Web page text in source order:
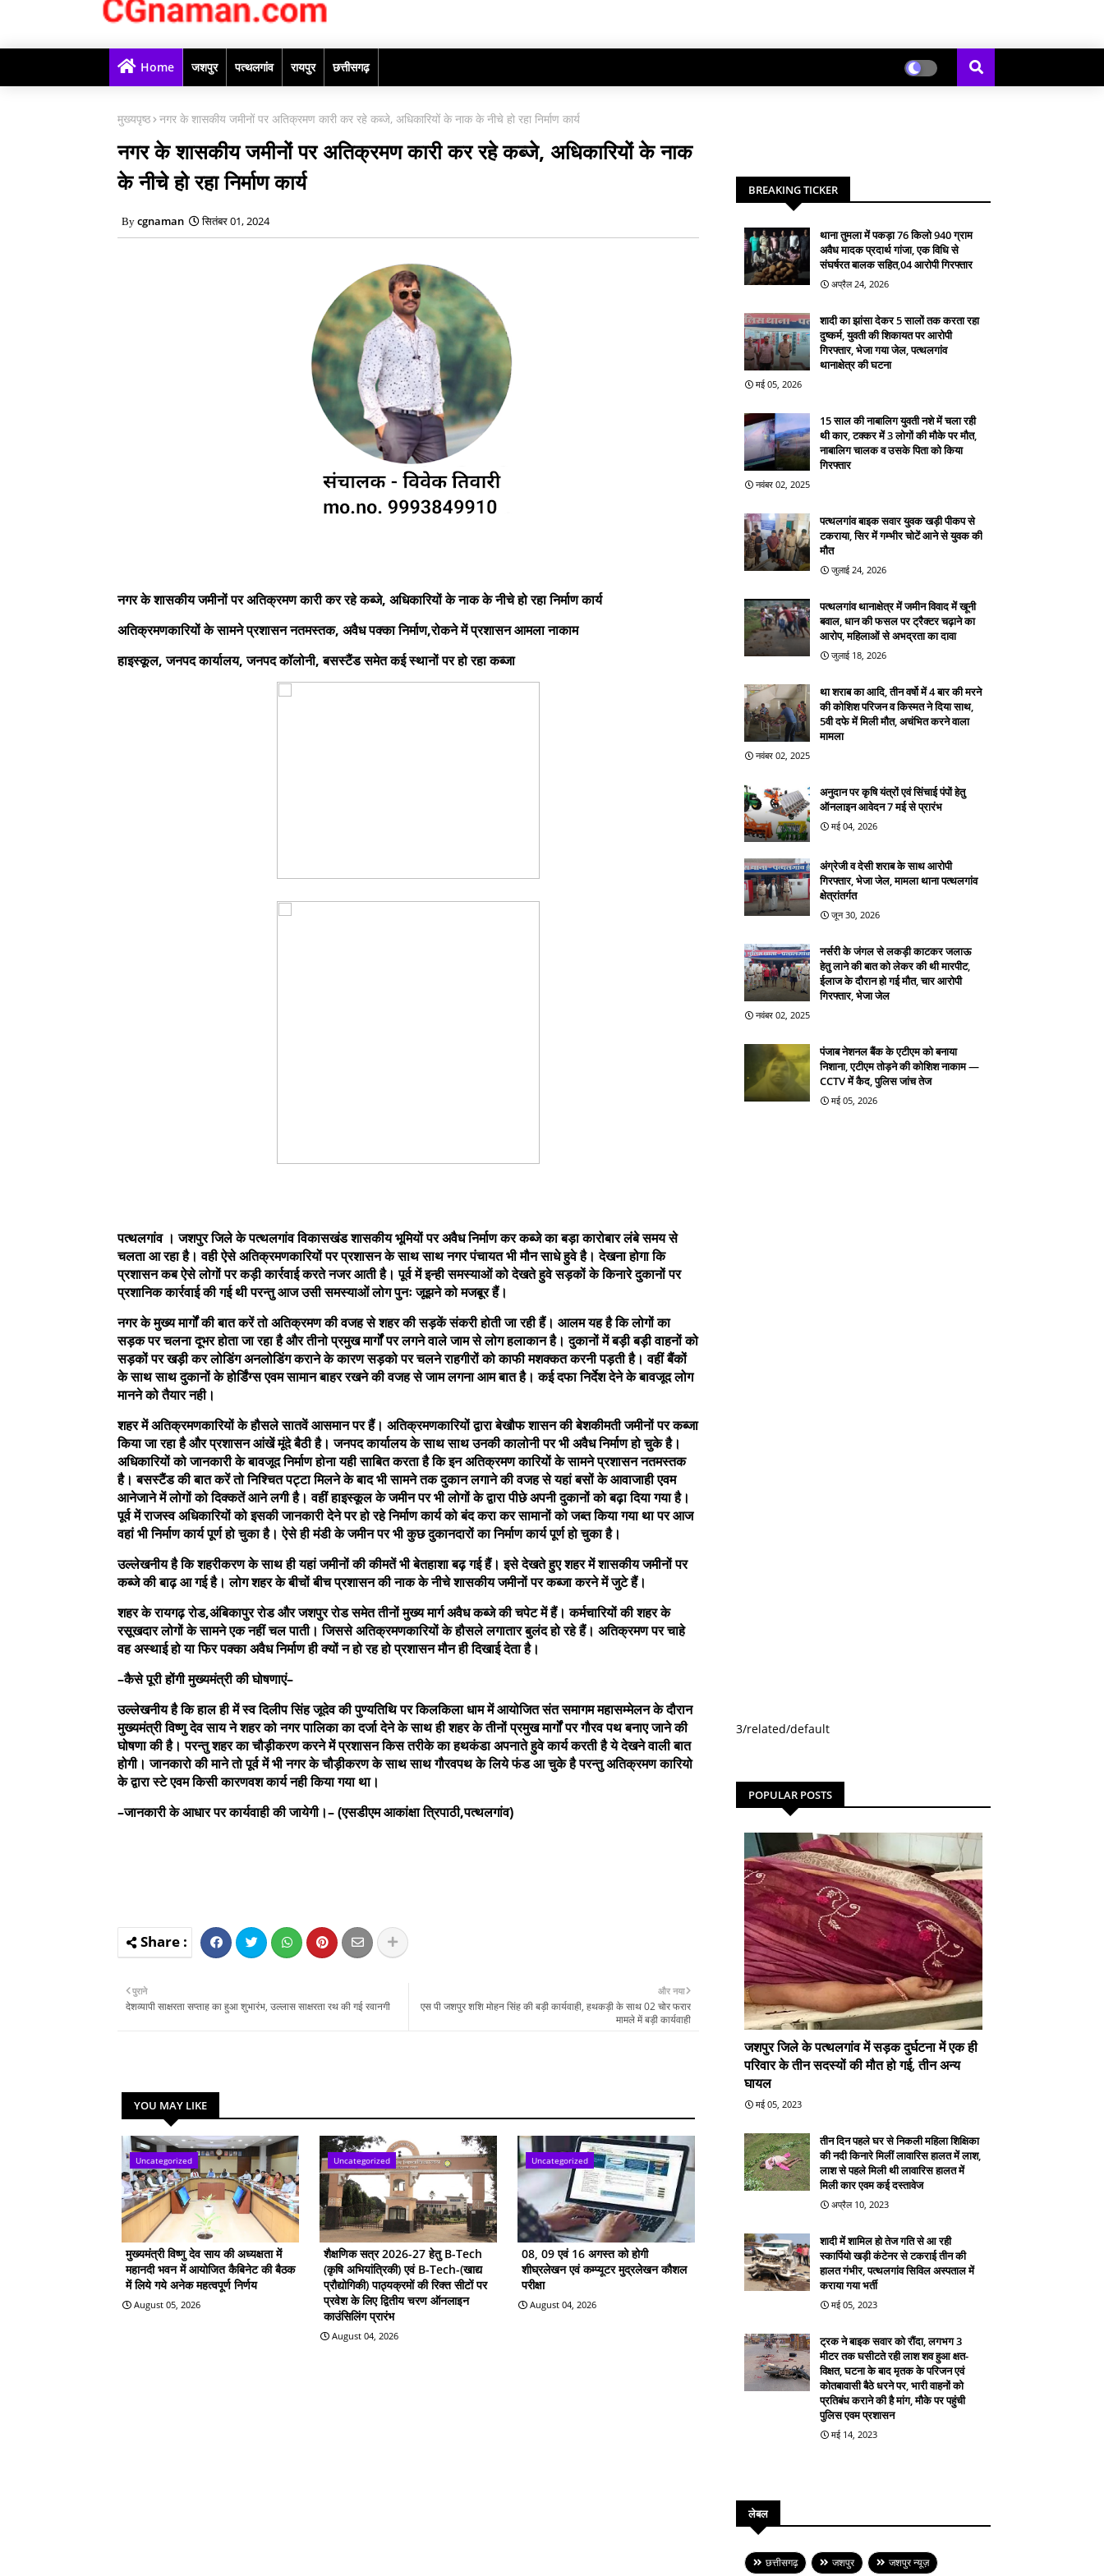
Home जशपुर पत्थलगांव रायपुर छत्तीसगढ़
मुख्यपृष्ठ नगर के शासकीय जमीनों पर अतिक्रमण कारी कर रहे कब्जे, अधिकारियों के नाक के नीचे हो रहा निर्माण कार्य
नगर के शासकीय जमीनों पर अतिक्रमण कारी कर रहे कब्जे, अधिकारियों के नाक
के नीचे हो रहा निर्माण कार्य
cgnaman सितंबर 01, 2024
नगर के शासकीय जमीनों पर अतिक्रमण कारी कर रहे कब्जे, अधिकारियों के नाक के नीचे हो रहा निर्माण कार्य
अतिक्रमणकारियों के सामने प्रशासन नतमस्तक, अवैध पक्का निर्माण,रोकने में प्रशासन आमला नाकाम
हाइस्कूल, जनपद कार्यालय, जनपद कॉलोनी, बसस्टैंड समेत कई स्थानों पर हो रहा कब्जा
पत्थलगांव । जशपुर जिले के पत्थलगांव विकासखंड शासकीय भूमियों पर अवैध निर्माण कर कब्जे का बड़ा कारोबार लंबे समय से
चलता आ रहा है। वही ऐसे अतिक्रमणकारियों पर प्रशासन के साथ साथ नगर पंचायत भी मौन साधे हुवे है। देखना होगा कि
प्रशासन कब ऐसे लोगों पर कड़ी कार्रवाई करते नजर आती है। पूर्व में इन्ही समस्याओं को देखते हुवे सड़कों के किनारे दुकानों पर
प्रशानिक कार्रवाई की गई थी परन्तु आज उसी समस्याओं लोग पुनः जूझने को मजबूर हैं।
नगर के मुख्य मार्गों की बात करें तो अतिक्रमण की वजह से शहर की सड़कें संकरी होती जा रही हैं। आलम यह है कि लोगों का
सड़क पर चलना दूभर होता जा रहा है और तीनो प्रमुख मार्गों पर लगने वाले जाम से लोग हलाकान है। दुकानों में बड़ी बड़ी वाहनों को
सड़कों पर खड़ी कर लोडिंग अनलोडिंग कराने के कारण सड़को पर चलने राहगीरों को काफी मशक्कत करनी पड़ती है। वहीं बैंकों
के साथ साथ दुकानों के होर्डिंग्स एवम सामान बाहर रखने की वजह से जाम लगना आम बात है। कई दफा निर्देश देने के बावजूद लोग
मानने को तैयार नही।
शहर में अतिक्रमणकारियों के हौसले सातवें आसमान पर हैं। अतिक्रमणकारियों द्वारा बेखौफ शासन की बेशकीमती जमीनों पर कब्जा
किया जा रहा है और प्रशासन आंखें मूंदे बैठी है। जनपद कार्यालय के साथ साथ उनकी कालोनी पर भी अवैध निर्माण हो चुके है।
अधिकारियों को जानकारी के बावजूद निर्माण होना यही साबित करता है कि इन अतिक्रमण कारियों के सामने प्रशासन नतमस्तक
है। बसस्टैंड की बात करें तो निश्चित पट्टा मिलने के बाद भी सामने तक दुकान लगाने की वजह से यहां बसों के आवाजाही एवम
आनेजाने में लोगों को दिक्कतें आने लगी है। वहीं हाइस्कूल के जमीन पर भी लोगों के द्वारा पीछे अपनी दुकानों को बढ़ा दिया गया है।
पूर्व में राजस्व अधिकारियों को इसकी जानकारी देने पर हो रहे निर्माण कार्य को बंद करा कर सामानों को जब्त किया गया था पर आज
वहां भी निर्माण कार्य पूर्ण हो चुका है। ऐसे ही मंडी के जमीन पर भी कुछ दुकानदारों का निर्माण कार्य पूर्ण हो चुका है।
उल्लेखनीय है कि शहरीकरण के साथ ही यहां जमीनों की कीमतें भी बेतहाशा बढ़ गई हैं। इसे देखते हुए शहर में शासकीय जमीनों पर
कब्जे की बाढ़ आ गई है। लोग शहर के बीचों बीच प्रशासन की नाक के नीचे शासकीय जमीनों पर कब्जा करने में जुटे हैं।
शहर के रायगढ़ रोड,अंबिकापुर रोड और जशपुर रोड समेत तीनों मुख्य मार्ग अवैध कब्जे की चपेट में हैं। कर्मचारियों की शहर के
रसूखदार लोगों के सामने एक नहीं चल पाती। जिससे अतिक्रमणकारियों के हौसले लगातार बुलंद हो रहे हैं। अतिक्रमण पर चाहे
वह अस्थाई हो या फिर पक्का अवैध निर्माण ही क्यों न हो रह हो प्रशासन मौन ही दिखाई देता है।
–कैसे पूरी होंगी मुख्यमंत्री की घोषणाएं–
उल्लेखनीय है कि हाल ही में स्व दिलीप सिंह जूदेव की पुण्यतिथि पर किलकिला धाम में आयोजित संत समागम महासम्मेलन के दौरान
मुख्यमंत्री विष्णु देव साय ने शहर को नगर पालिका का दर्जा देने के साथ ही शहर के तीनों प्रमुख मार्गों पर गौरव पथ बनाए जाने की
घोषणा की है। परन्तु शहर का चौड़ीकरण करने में प्रशासन किस तरीके का हथकंडा अपनाते हुवे कार्य करती है ये देखने वाली बात
होगी। जानकारो की माने तो पूर्व में भी नगर के चौड़ीकरण के साथ साथ गौरवपथ के लिये फंड आ चुके है परन्तु अतिक्रमण कारियो
के द्वारा स्टे एवम किसी कारणवश कार्य नही किया गया था।
–जानकारी के आधार पर कार्यवाही की जायेगी।– (एसडीएम आकांक्षा त्रिपाठी,पत्थलगांव)
और नया
एस पी जशपुर शशि मोहन सिंह की बड़ी कार्यवाही, हथकड़ी के साथ 02 चोर फरार
मामले में बड़ी कार्यवाही
पुराने
देशव्यापी साक्षरता सप्ताह का हुआ शुभारंभ, उल्लास साक्षरता रथ की गई रवानगी
YOU MAY LIKE
Uncategorized
मुख्यमंत्री विष्णु देव साय की अध्यक्षता में
महानदी भवन में आयोजित कैबिनेट की बैठक
में लिये गये अनेक महत्वपूर्ण निर्णय
August 05, 2026
Uncategorized
शैक्षणिक सत्र 2026-27 हेतु B-Tech
(कृषि अभियांत्रिकी) एवं B-Tech-(खाद्य
प्रौद्योगिकी) पाठ्यक्रमों की रिक्त सीटों पर
प्रवेश के लिए द्वितीय चरण ऑनलाइन
काउंसिलिंग प्रारंभ
August 04, 2026
Uncategorized
08, 09 एवं 16 अगस्त को होगी
शीघ्रलेखन एवं कम्प्यूटर मुद्रलेखन कौशल
परीक्षा
August 04, 2026
BREAKING TICKER
थाना तुमला में पकड़ा 76 किलो 940 ग्राम
अवैध मादक प्रदार्थ गांजा, एक विधि से
संघर्षरत बालक सहित,04 आरोपी गिरफ्तार
अप्रैल 24, 2026
शादी का झांसा देकर 5 सालों तक करता रहा
दुष्कर्म, युवती की शिकायत पर आरोपी
गिरफ्तार, भेजा गया जेल, पत्थलगांव
थानाक्षेत्र की घटना
मई 05, 2026
15 साल की नाबालिग युवती नशे में चला रही
थी कार, टक्कर में 3 लोगों की मौके पर मौत,
नाबालिग चालक व उसके पिता को किया
गिरफ्तार
नवंबर 02, 2025
पत्थलगांव बाइक सवार युवक खड़ी पीकप से
टकराया, सिर में गम्भीर चोटें आने से युवक की
मौत
जुलाई 24, 2026
पत्थलगांव थानाक्षेत्र में जमीन विवाद में खूनी
बवाल, धान की फसल पर ट्रैक्टर चढ़ाने का
आरोप, महिलाओं से अभद्रता का दावा
जुलाई 18, 2026
था शराब का आदि, तीन वर्षो में 4 बार की मरने
की कोशिश परिजन व किस्मत ने दिया साथ,
5वी दफे में मिली मौत, अचंभित करने वाला
मामला
नवंबर 02, 2025
अनुदान पर कृषि यंत्रों एवं सिंचाई पंपों हेतु
ऑनलाइन आवेदन 7 मई से प्रारंभ
मई 04, 2026
अंग्रेजी व देसी शराब के साथ आरोपी
गिरफ्तार, भेजा जेल, मामला थाना पत्थलगांव
क्षेत्रांतर्गत
जून 30, 2026
नर्सरी के जंगल से लकड़ी काटकर जलाऊ
हेतु लाने की बात को लेकर की थी मारपीट,
ईलाज के दौरान हो गई मौत, चार आरोपी
गिरफ्तार, भेजा जेल
नवंबर 02, 2025
पंजाब नेशनल बैंक के एटीएम को बनाया
निशाना, एटीएम तोड़ने की कोशिश नाकाम —
CCTV में कैद, पुलिस जांच तेज
मई 05, 2026
3/related/default
POPULAR POSTS
जशपुर जिले के पत्थलगांव में सड़क दुर्घटना में एक ही
परिवार के तीन सदस्यों की मौत हो गई, तीन अन्य
घायल
मई 05, 2023
तीन दिन पहले घर से निकली महिला शिक्षिका
की नदी किनारे मिलीं लावारिस हालत में लाश,
लाश से पहले मिली थी लावारिस हालत में
मिली कार एवम कई दस्तावेज
अप्रैल 10, 2023
शादी में शामिल हो तेज गति से आ रही
स्कार्पियो खड़ी कंटेनर से टकराई तीन की
हालत गंभीर, पत्थलगांव सिविल अस्पताल में
कराया गया भर्ती
मई 05, 2023
ट्रक ने बाइक सवार को रौंदा, लगभग 3
मीटर तक घसीटते रही लाश शव हुआ क्षत-
विक्षत, घटना के बाद मृतक के परिजन एवं
कोतबावासी बैठे धरने पर, भारी वाहनों को
प्रतिबंध कराने की है मांग, मौके पर पहुंची
पुलिस एवम प्रशासन
मई 14, 2023
लेबल
छत्तीसगढ़ जशपुर जशपुर न्यूज़